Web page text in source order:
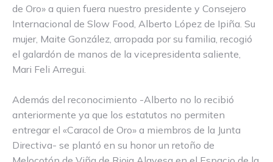
de Oro» a quien fuera nuestro presidente y Consejero
Internacional de Slow Food, Alberto López de Ipiña. Su
mujer, Maite González, arropada por su familia, recogió
el galardón de manos de la vicepresidenta saliente,
Mari Feli Arregui.
Además del reconocimiento -Alberto no lo recibió
anteriormente ya que los estatutos no permiten
entregar el «Caracol de Oro» a miembros de la Junta
Directiva- se plantó en su honor un retoño de